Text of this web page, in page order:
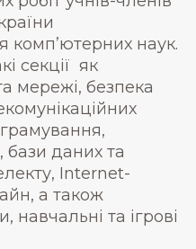
комп’ютерних наук.
секції як
мережі, безпека
бази даних та
Internet-
а також
та ігрові